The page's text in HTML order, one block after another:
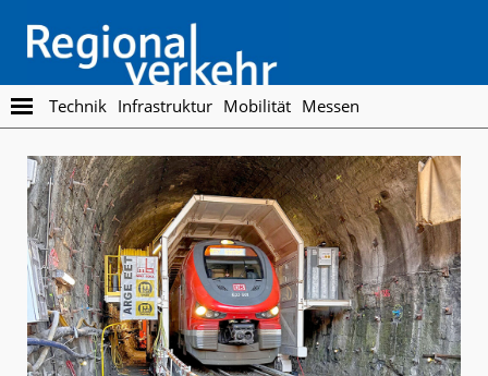
main
content
footer
Regionalverkehr
Die
Fachzeitschrift
den
Öffentlichen
Personennahverkehr
Technik Infrastruktur Mobilität Messen